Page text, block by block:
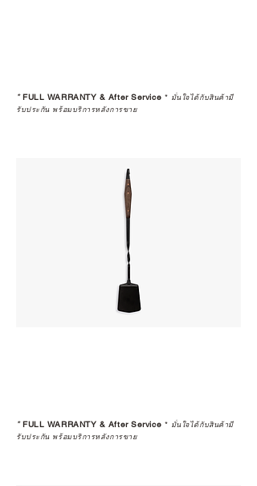
*FULL WARRANTY & After Service * มั่นใจได้กับสินค้ามี
รับประกัน พร้อมบริการหลังการขาย
*FULL WARRANTY & After Service * มั่นใจได้กับสินค้ามี
รับประกัน พร้อมบริการหลังการขาย